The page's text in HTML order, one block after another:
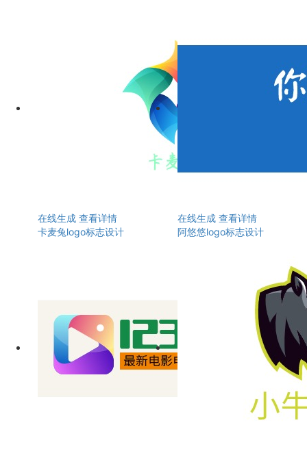
在线生成 查看详情
卡麦兔logo标志设计
在线生成 查看详情
阿悠悠logo标志设计